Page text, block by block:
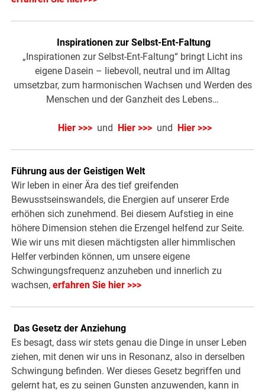
Inspirationen zur Selbst-Ent-Faltung
„Inspirationen zur Selbst-Ent-Faltung“ bringt Licht ins
eigene Dasein – liebevoll, neutral und im Alltag
umsetzbar, zum harmonischen Wachsen und Werden des
Menschen und der Ganzheit des Lebens…
Hier >>> und Hier >>> und Hier >>>
Führung aus der Geistigen Welt
Wir leben in einer Ära des tief greifenden
Bewusstseinswandels, die Energien auf unserer Erde
erhöhen sich zunehmend. Bei diesem Aufstieg in eine
höhere Dimension stehen die Erzengel helfend zur Seite.
Wie wir uns mit diesen mächtigsten aller himmlischen
Helfer verbinden können, um unsere eigene
Schwingungsfrequenz anzuheben und innerlich zu
wachsen,erfahren Sie hier >>>
Das Gesetz der Anziehung
Es besagt, dass wir stets genau die Dinge in unser Leben
ziehen, mit denen wir uns in Resonanz, also in derselben
Schwingung befinden. Wer dieses Gesetz begriffen und
gelernt hat, es zu seinen Gunsten anzuwenden, kann in